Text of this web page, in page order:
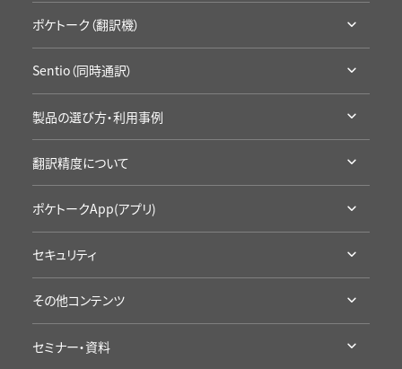
ポケトーク（翻訳機）
アクセサリ・保証
通信SIMの延長
お試し・レンタル
Sentio（同時通訳）
導入事例
カンファレンスに
学校の授業に
製品の選び方・利用事例
学校の事例
翻訳精度について
ポケトークApp(アプリ)
Google Playへ
アプリ評価を見る
セキュリティ
その他コンテンツ
セミナー・資料